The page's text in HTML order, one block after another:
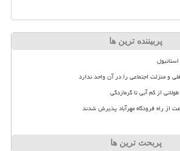
پربیننده ترین ها
و منزلت اجتماعی را در آن واحد ندارد
از کم آبی تا گرمازدگی
پربحث ترین ها